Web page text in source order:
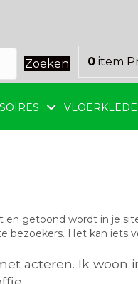
Zoeken 0 item
en getoond wordt in je
bezoekers. Het kan iets
acteren. Ik woon